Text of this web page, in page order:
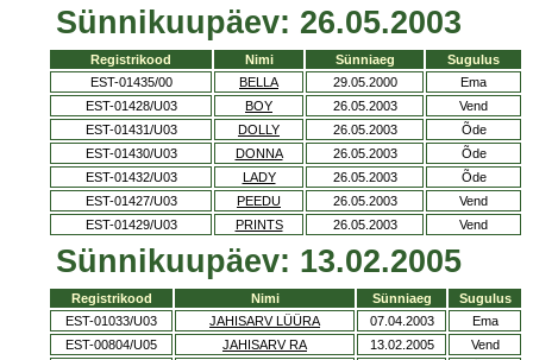
Sünnikuupäev: 26.05.2003
Registrikood Nimi Sünniaeg
Sugulus
EST-01435/00
BELLA 29.05.2000
Ema
EST-01428/U03
BOY 26.05.2003
Vend
EST-01431/U03
DOLLY 26.05.2003
Õde
EST-01430/U03
DONNA 26.05.2003
Õde
EST-01432/U03
LADY 26.05.2003
Õde
EST-01427/U03
PEEDU 26.05.2003
Vend
EST-01429/U03
PRINTS 26.05.2003 Vend
Sünnikuupäev: 13.02.2005
Registrikood Nimi Sünniaeg
Sugulus
EST-01033/U03
JAHISARV LÜÜRA 07.04.2003
Ema
EST-00804/U05
JAHISARV RA 13.02.2005
Vend